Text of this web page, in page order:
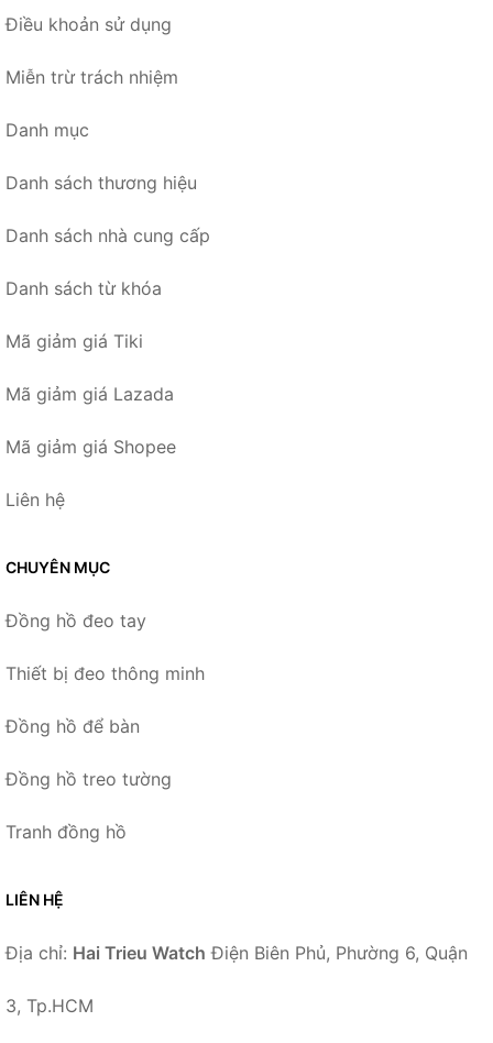
Điều khoản sử dụng
Miễn trừ trách nhiệm
Danh mục
Danh sách thương hiệu
Danh sách nhà cung cấp
Danh sách từ khóa
Mã giảm giá Tiki
Mã giảm giá Lazada
Mã giảm giá Shopee
Liên hệ
CHUYÊN MỤC
Đồng hồ đeo tay
Thiết bị đeo thông minh
Đồng hồ để bàn
Đồng hồ treo tường
Tranh đồng hồ
LIÊN HỆ
Địa chỉ: Hai Trieu Watch Điện Biên Phủ, Phường 6, Quận
3, Tp.HCM